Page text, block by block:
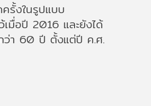
รั้งในรูปแบบ
มื่อปี 2016 และยังได้
ว่า 60 ปี ตั้งแต่ปี ค.ศ.